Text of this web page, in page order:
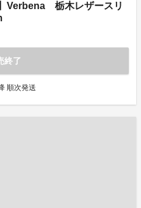
Verbena 栃木レザースリ
終了
順次発送